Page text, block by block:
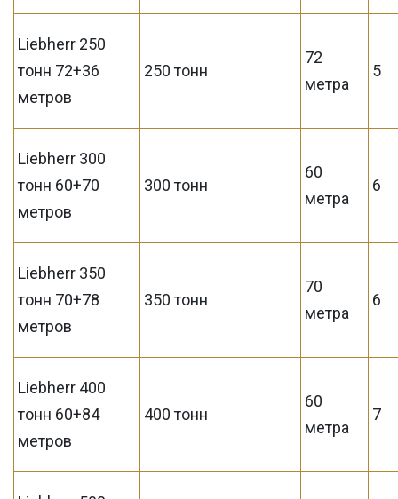
Liebherr 250
тонн 72+36
метров
250 тонн
72
метра
5
Liebherr 300
тонн 60+70
метров
300 тонн
60
метра
6
Liebherr 350
тонн 70+78
метров
350 тонн
70
метра
6
Liebherr 400
тонн 60+84
метров
400 тонн
60
метра
7